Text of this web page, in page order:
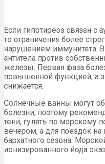
Если гипотиреоз связан
то ограничения более
нарушением иммунитета. В
антитела против
железы. Первая фаза
повышенной функцией, а
снижается.
Солнечные ванны могут
болезни, поэтому
тени, гулять по морскому
вечером, а для поездок
бархатного сезона.
ионизированного йода